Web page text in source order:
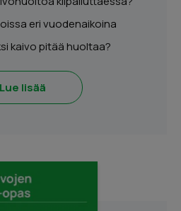
eri vuodenaikoina
kaivo pitää huoltaa?
Lue lisää